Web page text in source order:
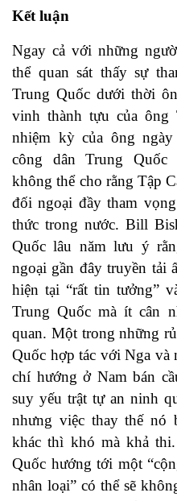
Kết luận
Ngay cả với những
thể quan sát thấy sự
Trung Quốc dưới thời
vinh thành tựu của ông
nhiệm kỳ của ông
công dân Trung
không thể cho rằng Tập
đối ngoại đầy tham
thức trong nước. Bill
Quốc lâu nămlưu ý
ngoại gần đây truyền tải
hiện tại “rất tin tưởng”
Trung Quốc mà ít cân
quan. Một trong những
Quốc hợp tác với Nga và
chí hướng ở Nam bán
suy yếu trật tự an ninh
nhưng việc thay thế nó
khác thì khó mà khả
Quốc hướng tới một
nhân loại” có thể sẽ